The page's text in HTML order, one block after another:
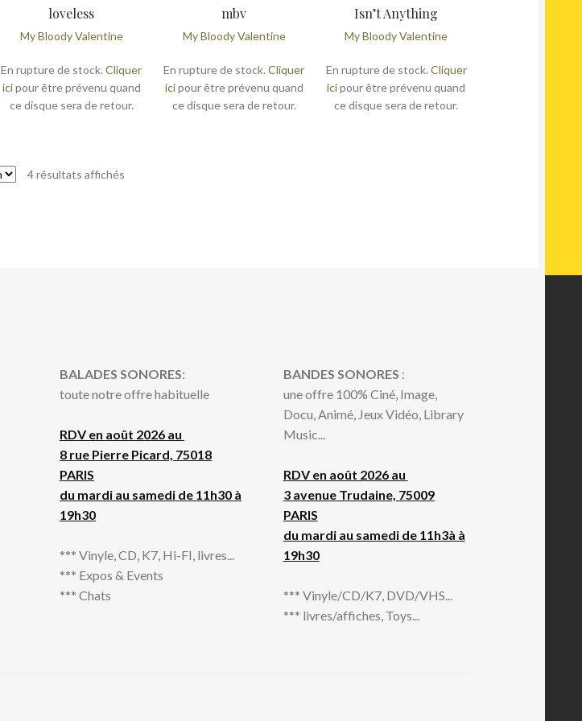
loveless
My Bloody Valentine
En rupture de stock.Cliquer
icipour être prévenu quand
ce disque sera de retour.
mbv
My Bloody Valentine
En rupture de stock.Cliquer
icipour être prévenu quand
ce disque sera de retour.
Isn’t Anything
My Bloody Valentine
En rupture de stock. Cliquer
icipour être prévenu quand
ce disque sera de retour.
4 résultats affichésTrié
BALADES SONORES:
toute notre offre habituelle
RDV en août 2026 au
8 rue Pierre Picard, 75018
PARIS
du mardi au samedi de 11h30 à
19h30
*** Vinyle, CD, K7, Hi-FI, livres...
*** Expos & Events
*** Chats
BANDES SONORES :
une offre 100% Ciné, Image,
Docu, Animé, Jeux Vidéo, Library
Music...
RDV en août 2026 au
3 avenue Trudaine, 75009
PARIS
du mardi au samedi de 11h3à à
19h30
*** Vinyle/CD/K7, DVD/VHS...
*** livres/affiches, Toys...